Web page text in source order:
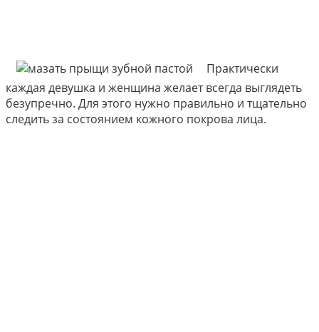
Практически
каждая девушка и женщина желает всегда выглядеть
безупречно. Для этого нужно правильно и тщательно
следить за состоянием кожного покрова лица.